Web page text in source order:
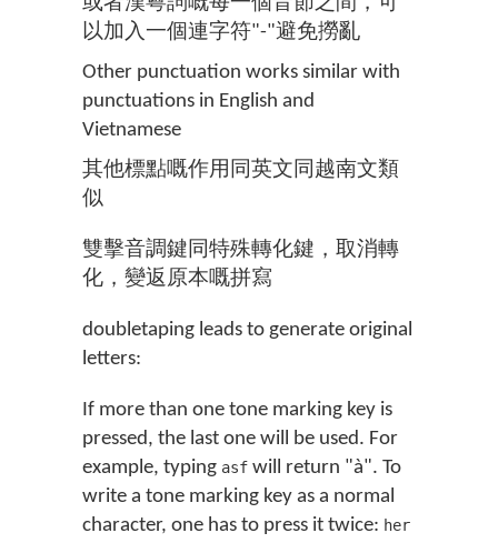
以加入一個連字符"-"避免撈亂
Other punctuation works similar with
punctuations in English and
Vietnamese
其他標點嘅作用同英文同越南文類
似
雙擊音調鍵同特殊轉化鍵，取消轉
化，變返原本嘅拼寫
doubletaping leads to generate original
letters:
If more than one tone marking key is
pressed, the last one will be used. For
example, typing asf will return "à". To
write a tone marking key as a normal
character, one has to press it twice: her